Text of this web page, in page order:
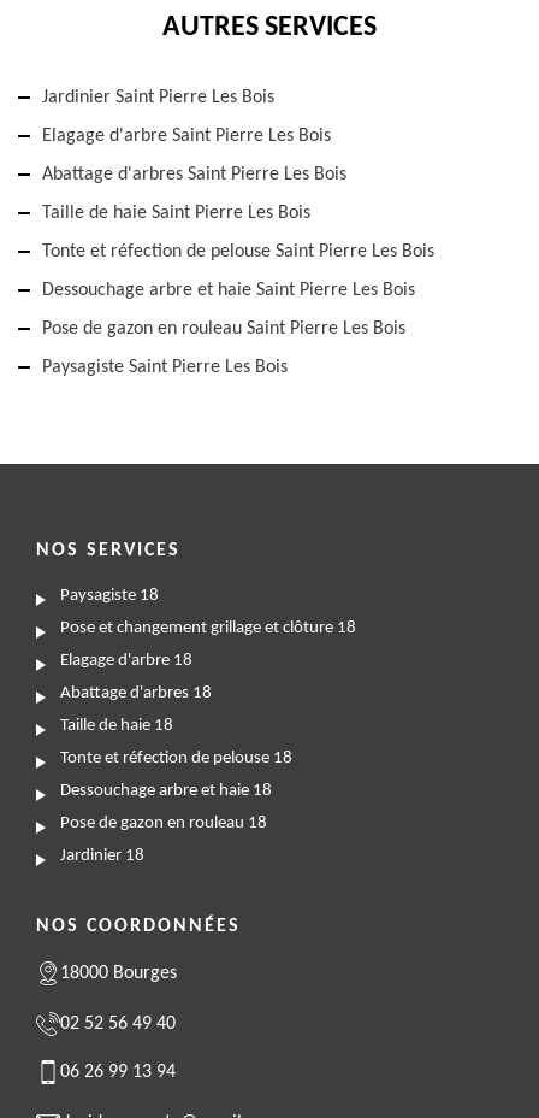
AUTRES SERVICES
Jardinier Saint Pierre Les Bois
Elagage d'arbre Saint Pierre Les Bois
Abattage d'arbres Saint Pierre Les Bois
Taille de haie Saint Pierre Les Bois
Tonte et réfection de pelouse Saint Pierre Les Bois
Dessouchage arbre et haie Saint Pierre Les Bois
Pose de gazon en rouleau Saint Pierre Les Bois
Paysagiste Saint Pierre Les Bois
NOS SERVICES
Paysagiste 18
Pose et changement grillage et clôture 18
Elagage d'arbre 18
Abattage d'arbres 18
Taille de haie 18
Tonte et réfection de pelouse 18
Dessouchage arbre et haie 18
Pose de gazon en rouleau 18
Jardinier 18
NOS COORDONNÉES
18000 Bourges
02 52 56 49 40
06 26 99 13 94